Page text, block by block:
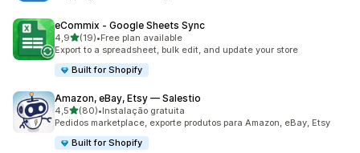
eCommix ‑ Google Sheets Sync
4,9de 5 estrelas
(19)
19 total de avaliações
•Free plan available
Export to a spreadsheet, bulk edit, and update your store
Built for Shopify
Amazon, eBay, Etsy — Salestio
4,5de 5 estrelas
(80)
80 total de avaliações
•Instalação gratuita
Pedidos marketplace, exporte produtos para Amazon, eBay, Etsy
Built for Shopify